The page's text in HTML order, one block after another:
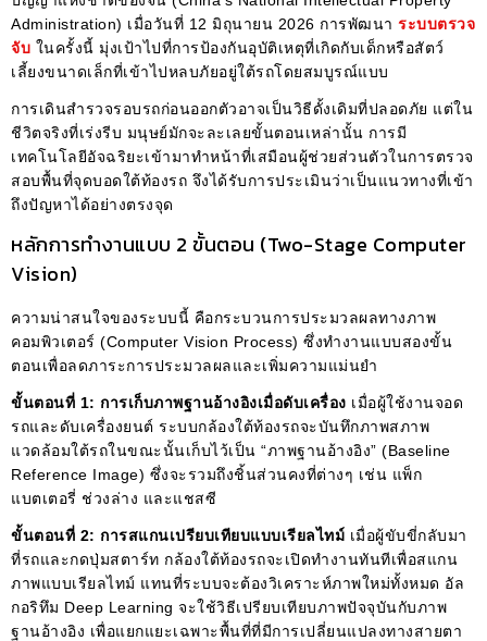
Administration) เมื่อวันที่ 12 มิถุนายน 2026 การพัฒนา ระบบตรวจ
จับ ในครั้งนี้ มุ่งเป้าไปที่การป้องกันอุบัติเหตุที่เกิดกับเด็กหรือสัตว์
เลี้ยงขนาดเล็กที่เข้าไปหลบภัยอยู่ใต้รถโดยสมบูรณ์แบบ
การเดินสำรวจรอบรถก่อนออกตัวอาจเป็นวิธีดั้งเดิมที่ปลอดภัย แต่ใน
ชีวิตจริงที่เร่งรีบ มนุษย์มักจะละเลยขั้นตอนเหล่านั้น การมี
เทคโนโลยีอัจฉริยะเข้ามาทำหน้าที่เสมือนผู้ช่วยส่วนตัวในการตรวจ
สอบพื้นที่จุดบอดใต้ท้องรถ จึงได้รับการประเมินว่าเป็นแนวทางที่เข้า
ถึงปัญหาได้อย่างตรงจุด
หลักการทำงานแบบ 2 ขั้นตอน (Two-Stage Computer
Vision)
ความน่าสนใจของระบบนี้ คือกระบวนการประมวลผลทางภาพ
คอมพิวเตอร์ (Computer Vision Process) ซึ่งทำงานแบบสองขั้น
ตอนเพื่อลดภาระการประมวลผลและเพิ่มความแม่นยำ
ขั้นตอนที่ 1: การเก็บภาพฐานอ้างอิงเมื่อดับเครื่อง เมื่อผู้ใช้งานจอด
รถและดับเครื่องยนต์ ระบบกล้องใต้ท้องรถจะบันทึกภาพสภาพ
แวดล้อมใต้รถในขณะนั้นเก็บไว้เป็น “ภาพฐานอ้างอิง” (Baseline
Reference Image) ซึ่งจะรวมถึงชิ้นส่วนคงที่ต่างๆ เช่น แพ็ก
แบตเตอรี่ ช่วงล่าง และแชสซี
ขั้นตอนที่ 2: การสแกนเปรียบเทียบแบบเรียลไทม์ เมื่อผู้ขับขี่กลับมา
ที่รถและกดปุ่มสตาร์ท กล้องใต้ท้องรถจะเปิดทำงานทันทีเพื่อสแกน
ภาพแบบเรียลไทม์ แทนที่ระบบจะต้องวิเคราะห์ภาพใหม่ทั้งหมด อัล
กอริทึม Deep Learning จะใช้วิธีเปรียบเทียบภาพปัจจุบันกับภาพ
ฐานอ้างอิง เพื่อแยกแยะเฉพาะพื้นที่ที่มีการเปลี่ยนแปลงทางสายตา